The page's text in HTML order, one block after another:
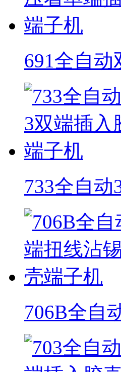
691全自
733全自
706B全自